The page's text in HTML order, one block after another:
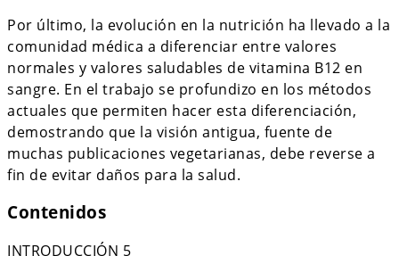
Por último, la evolución en la nutrición ha llevado a la
comunidad médica a diferenciar entre valores
normales y valores saludables de vitamina B12 en
sangre. En el trabajo se profundizo en los métodos
actuales que permiten hacer esta diferenciación,
demostrando que la visión antigua, fuente de
muchas publicaciones vegetarianas, debe reverse a
fin de evitar daños para la salud.
Contenidos
INTRODUCCIÓN 5